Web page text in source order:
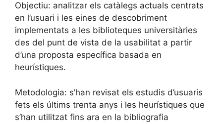
Objectiu: analitzar els catàlegs actuals centrats
en l’usuari i les eines de descobriment
implementats a les biblioteques universitàries
des del punt de vista de la usabilitat a partir
d’una proposta específica basada en
heurístiques.
Metodologia: s’han revisat els estudis d’usuaris
fets els últims trenta anys i les heurístiques que
s’han utilitzat fins ara en la bibliografia